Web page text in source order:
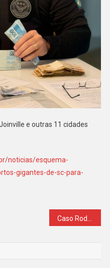
e outras 11 cidades
noticias/esquema-
gigantes-de-sc-para-